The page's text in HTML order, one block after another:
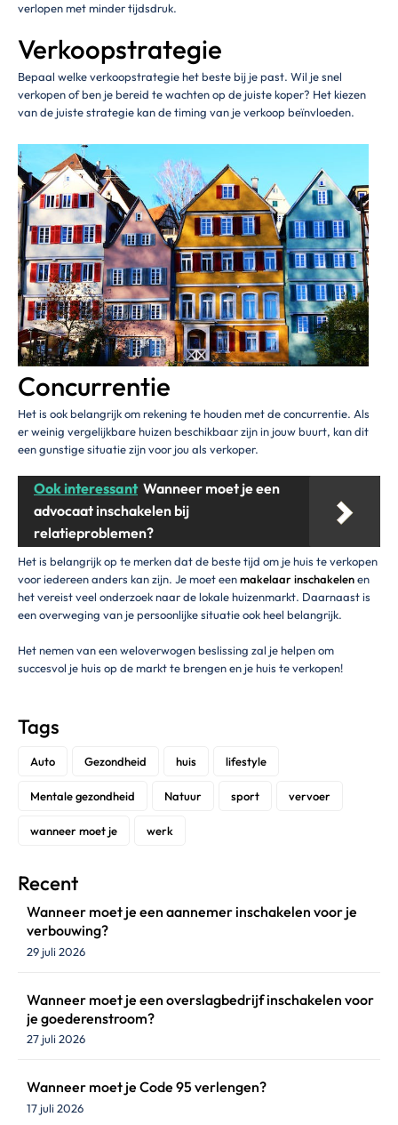
verlopen met minder tijdsdruk.
Verkoopstrategie
Bepaal welke verkoopstrategie het beste bij je past. Wil je snel
verkopen of ben je bereid te wachten op de juiste koper? Het kiezen
van de juiste strategie kan de timing van je verkoop beïnvloeden.
Concurrentie
Het is ook belangrijk om rekening te houden met de concurrentie. Als
er weinig vergelijkbare huizen beschikbaar zijn in jouw buurt, kan dit
een gunstige situatie zijn voor jou als verkoper.
Ook interessant Wanneer moet je een
advocaat inschakelen bij
relatieproblemen?
Het is belangrijk op te merken dat de beste tijd om je huis te verkopen
voor iedereen anders kan zijn. Je moet eenmakelaar inschakelenen
het vereist veel onderzoek naar de lokale huizenmarkt. Daarnaast is
een overweging van je persoonlijke situatie ook heel belangrijk.
Het nemen van een weloverwogen beslissing zal je helpen om
succesvol je huis op de markt te brengen en je huis te verkopen!
Tags
Auto Gezondheid huis lifestyle
Mentale gezondheid Natuur sport vervoer
wanneer moet je werk
Recent
Wanneer moet je een aannemer inschakelen voor je
verbouwing?
29 juli 2026
Wanneer moet je een overslagbedrijf inschakelen voor
je goederenstroom?
27 juli 2026
Wanneer moet je Code 95 verlengen?
17 juli 2026